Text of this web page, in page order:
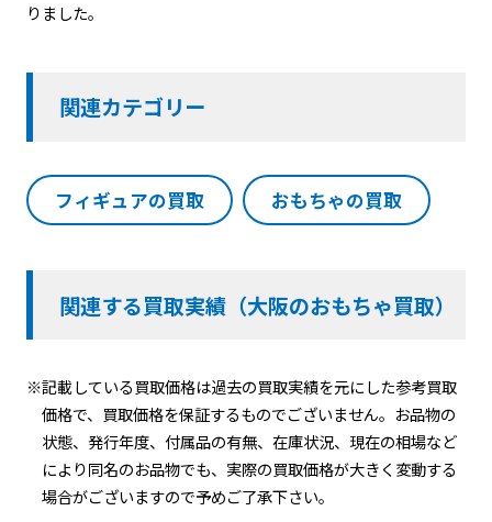
りました。
関連カテゴリー
フィギュアの買取 おもちゃの買取
関連する買取実績（大阪のおもちゃ買取）
※記載している買取価格は過去の買取実績を元にした参考買取
価格で、買取価格を保証するものでございません。お品物の
状態、発行年度、付属品の有無、在庫状況、現在の相場など
により同名のお品物でも、実際の買取価格が大きく変動する
場合がございますので予めご了承下さい。